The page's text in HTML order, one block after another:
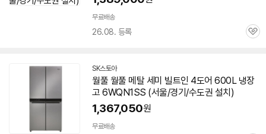
무료배송
26.08. 등록
관
SK스토아
월풀 월풀 메탈 세미 빌트인 4도어 600L 냉장
고 6WQN1SS (서울/경기/수도권 설치)
1,367,050원
무료배송